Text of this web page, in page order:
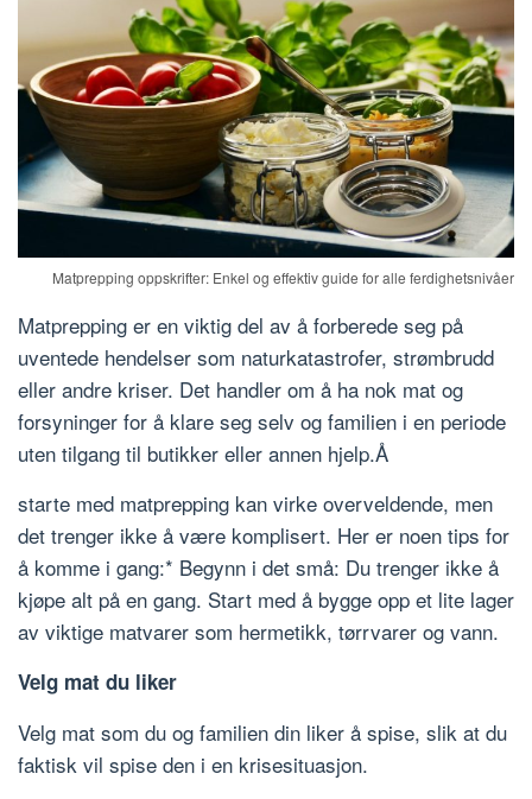
Matprepping oppskrifter: Enkel og effektiv guide for alle ferdighetsnivåer
Matprepping er en viktig del av å forberede seg på
uventede hendelser som naturkatastrofer, strømbrudd
eller andre kriser. Det handler om å ha nok mat og
forsyninger for å klare seg selv og familien i en periode
uten tilgang til butikker eller annen hjelp.Å
starte med matprepping kan virke overveldende, men
det trenger ikke å være komplisert. Her er noen tips for
å komme i gang:* Begynn i det små: Du trenger ikke å
kjøpe alt på en gang. Start med å bygge opp et lite lager
av viktige matvarer som hermetikk, tørrvarer og vann.
Velg mat du liker
Velg mat som du og familien din liker å spise, slik at du
faktisk vil spise den i en krisesituasjon.